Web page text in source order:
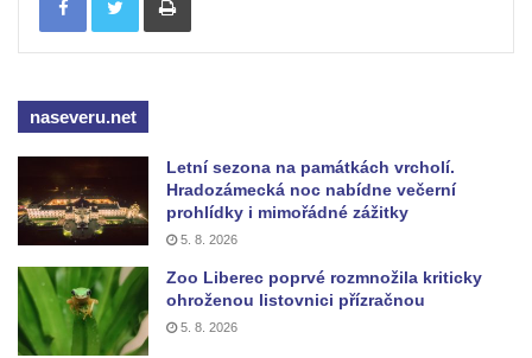
Pražské třídě v Českých Budějovicích
Socha Civilizovaní na Husově třídě v
Českých Budějovicích
Socha svatého Jana Nepomuckého Na
Sadech u Mlýnské stoky v Českých
Budějovicích
Sochy brouků u Mlýnské stoky v Českých
naseveru.net
Letní sezona na památkách vrcholí.
Hradozámecká noc nabídne večerní
prohlídky i mimořádné zážitky
5. 8. 2026
Zoo Liberec poprvé rozmnožila kriticky
ohroženou listovnici přízračnou
5. 8. 2026